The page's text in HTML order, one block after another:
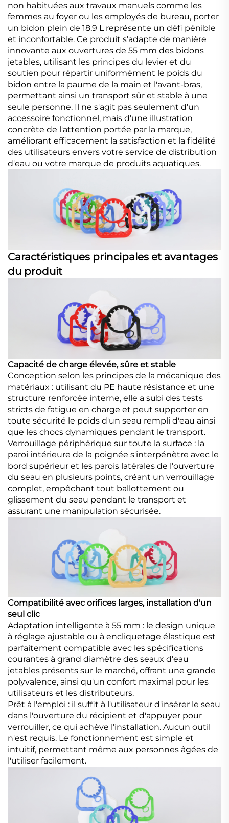
non habituées aux travaux manuels comme les
femmes au foyer ou les employés de bureau, porter
un bidon plein de 18,9 L représente un défi pénible
et inconfortable. Ce produit s'adapte de manière
innovante aux ouvertures de 55 mm des bidons
jetables, utilisant les principes du levier et du
soutien pour répartir uniformément le poids du
bidon entre la paume de la main et l'avant-bras,
permettant ainsi un transport sûr et stable à une
seule personne. Il ne s'agit pas seulement d'un
accessoire fonctionnel, mais d'une illustration
concrète de l'attention portée par la marque,
améliorant efficacement la satisfaction et la fidélité
des utilisateurs envers votre service de distribution
d'eau ou votre marque de produits aquatiques.
Caractéristiques principales et avantages
du produit
Capacité de charge élevée, sûre et stable
Conception selon les principes de la mécanique des
matériaux : utilisant du PE haute résistance et une
structure renforcée interne, elle a subi des tests
stricts de fatigue en charge et peut supporter en
toute sécurité le poids d'un seau rempli d'eau ainsi
que les chocs dynamiques pendant le transport.
Verrouillage périphérique sur toute la surface : la
paroi intérieure de la poignée s'interpénètre avec le
bord supérieur et les parois latérales de l'ouverture
du seau en plusieurs points, créant un verrouillage
complet, empêchant tout ballottement ou
glissement du seau pendant le transport et
assurant une manipulation sécurisée.
Compatibilité avec orifices larges, installation d'un
seul clic
Adaptation intelligente à 55 mm : le design unique
à réglage ajustable ou à encliquetage élastique est
parfaitement compatible avec les spécifications
courantes à grand diamètre des seaux d'eau
jetables présents sur le marché, offrant une grande
polyvalence, ainsi qu'un confort maximal pour les
utilisateurs et les distributeurs.
Prêt à l'emploi : il suffit à l'utilisateur d'insérer le seau
dans l'ouverture du récipient et d'appuyer pour
verrouiller, ce qui achève l'installation. Aucun outil
n'est requis. Le fonctionnement est simple et
intuitif, permettant même aux personnes âgées de
l'utiliser facilement.